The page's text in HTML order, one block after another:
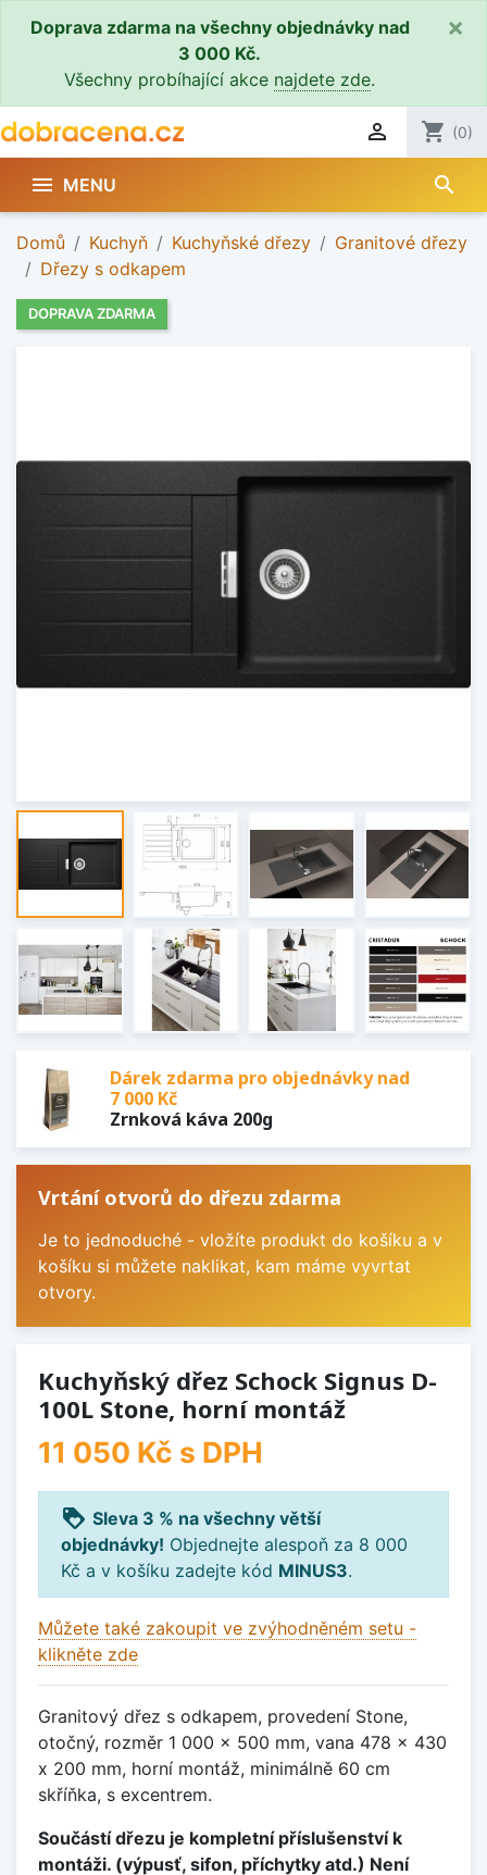
Doprava zdarma na všechny objednávky nad
3 000 Kč.
Všechny probíhající akce najdete zde.
×
 shopping_cart (0)
 MENU search
Domů Kuchyň Kuchyňské dřezy
Granitové dřezy
Dřezy s odkapem
DOPRAVA ZDARMA
Dárek zdarma pro objednávky nad
7 000 Kč
Zrnková káva 200g
Vrtání otvorů do dřezu zdarma
Je to jednoduché - vložíte produkt do košíku a v
košíku si můžete naklikat, kam máme vyvrtat
otvory.
Kuchyňský dřez Schock Signus D-
100L Stone, horní montáž
11 050 Kč s DPH
loyalty Sleva 3 % na všechny větší
objednávky! Objednejte alespoň za 8 000
Kč a v košíku zadejte kód MINUS3.
Můžete také zakoupit ve zvýhodněném setu -
klikněte zde
Granitový dřez s odkapem, provedení Stone,
otočný, rozměr 1 000 x 500 mm, vana 478 x 430
x 200 mm, horní montáž, minimálně 60 cm
skříňka, s excentrem.
Součástí dřezu je kompletní příslušenství k
montáži. (výpusť, sifon, příchytky atd.) Není